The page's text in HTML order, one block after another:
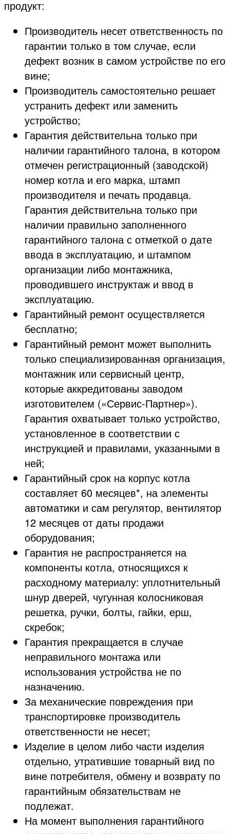
продукт:
Производитель несет ответственность по
гарантии только в том случае, если
дефект возник в самом устройстве по его
вине;
Производитель самостоятельно решает
устранить дефект или заменить
устройство;
Гарантия действительна только при
наличии гарантийного талона, в котором
отмечен регистрационный (заводской)
номер котла и его марка, штамп
производителя и печать продавца.
Гарантия действительна только при
наличии правильно заполненного
гарантийного талона с отметкой о дате
ввода в эксплуатацию, и штампом
организации либо монтажника,
проводившего инструктаж и ввод в
эксплуатацию.
Гарантийный ремонт осуществляется
бесплатно;
Гарантийный ремонт может выполнить
только специализированная организация,
монтажник или сервисный центр,
которые аккредитованы заводом
изготовителем («Сервис-Партнер»).
Гарантия охватывает только устройство,
установленное в соответствии с
инструкцией и правилами, указанными в
ней;
Гарантийный срок на корпус котла
составляет 60 месяцев*, на элементы
автоматики и сам регулятор, вентилятор
12 месяцев от даты продажи
оборудования;
Гарантия не распространяется на
компоненты котла, относящихся к
расходному материалу: уплотнительный
шнур дверей, чугунная колосниковая
решетка, ручки, болты, гайки, ерш,
скребок;
Гарантия прекращается в случае
неправильного монтажа или
использования устройства не по
назначению.
За механические повреждения при
транспортировке производитель
ответственности не несет;
Изделие в целом либо части изделия
отдельно, утратившие товарный вид по
вине потребителя, обмену и возврату по
гарантийным обязательствам не
подлежат.
На момент выполнения гарантийного